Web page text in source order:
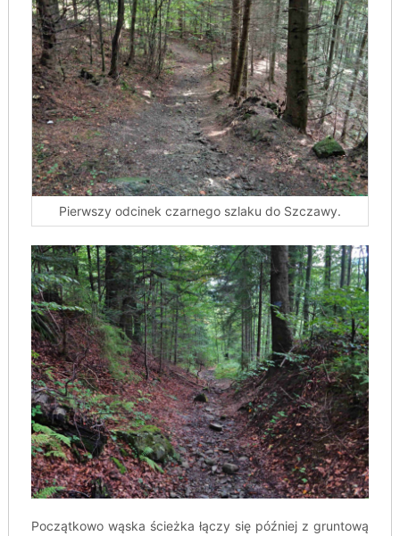
Pierwszy odcinek czarnego szlaku do Szczawy.
Początkowo wąska ścieżka łączy się później z gruntową